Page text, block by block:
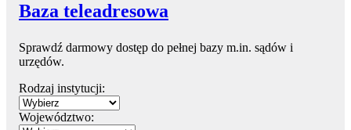
Baza teleadresowa
Sprawdź darmowy dostęp do pełnej bazy m.in. sądów i
urzędów.
Rodzaj instytucji:
Województwo: